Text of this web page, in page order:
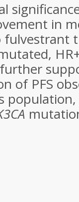
in
fulvestrant
of PFS